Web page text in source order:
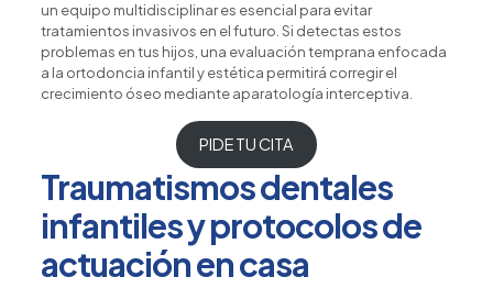
un equipo multidisciplinar es esencial para evitar
tratamientos invasivos en el futuro. Si detectas estos
problemas en tus hijos, una evaluación temprana enfocada
a la ortodoncia infantil y estética permitirá corregir el
crecimiento óseo mediante aparatología interceptiva.
PIDE TU CITA
Traumatismos dentales
infantiles y protocolos de
actuación en casa